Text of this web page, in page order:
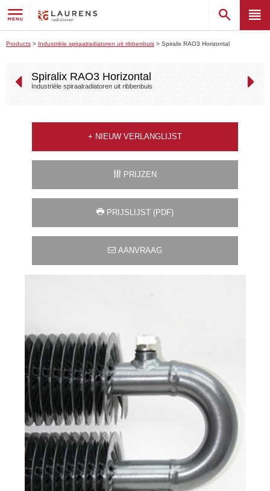
Products > Industriële spiraalradiatoren uit ribbenbuis > Spiralix RAO3 Horizontal
Spiralix RAO3 Horizontal
Industriële spiraalradiatoren uit ribbenbuis
+ NIEUW VERLANGLIJST
PRIJZEN
PRIJSLIJST (PDF)
AANVRAAG